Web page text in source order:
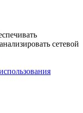
сетевой